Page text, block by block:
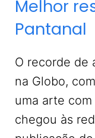
Melhor
Pantanal
O recorde de
na Globo,
uma arte
chegou às